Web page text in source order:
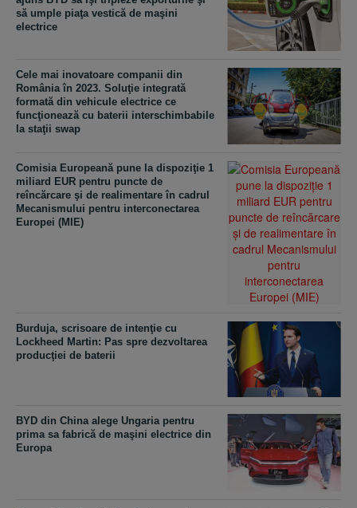
să umple piaţa vestică de maşini
electrice
Cele mai inovatoare companii din
România în 2023. Soluţie integrată
formată din vehicule electrice ce
funcţionează cu baterii interschimbabile
la staţii swap
Comisia Europeană pune la dispoziţie 1
miliard EUR pentru puncte de
reîncărcare şi de realimentare în cadrul
Mecanismului pentru interconectarea
Europei (MIE)
Burduja, scrisoare de intenţie cu
Lockheed Martin: Pas spre dezvoltarea
producţiei de baterii
BYD din China alege Ungaria pentru
prima sa fabrică de maşini electrice din
Europa